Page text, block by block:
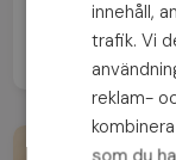
innehåll,
trafik. Vi
reklam-